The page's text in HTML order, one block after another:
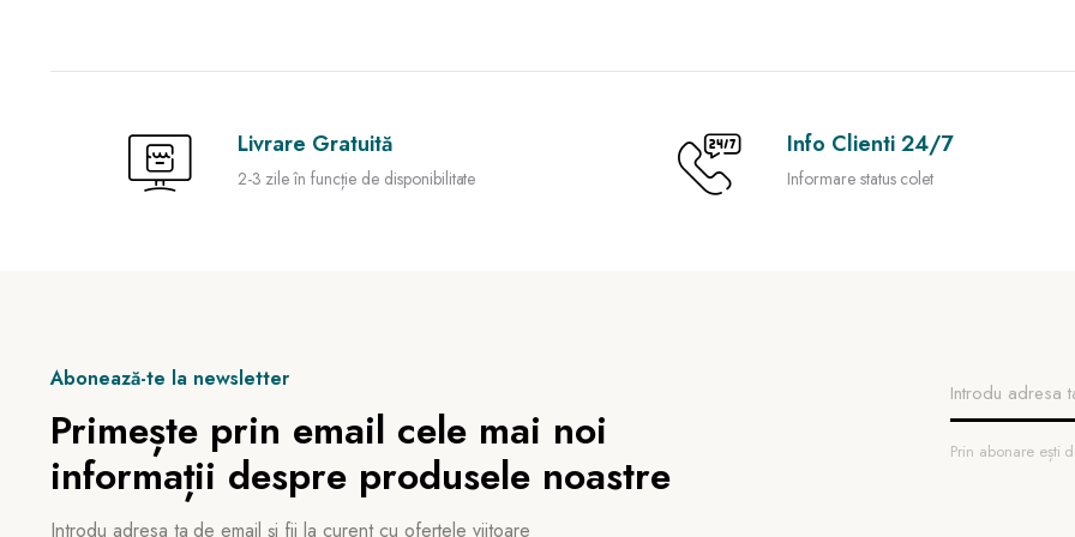
Livrare Gratuită
2-3 zile în funcție de disponibilitate
Info Clienti 24/7
Informare status colet
Abonează-te la newsletter
Primește prin email cele mai noi
informații despre produsele noastre
Introdu adresa ta de email și fii la curent cu ofertele viitoare
Prin abonare ești